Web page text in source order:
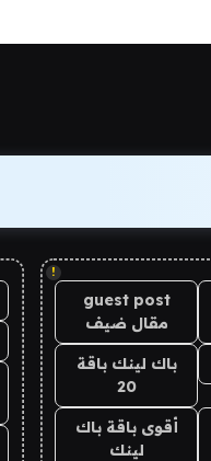
!
guest post
مقال ضيف
باك لينك باقة
20
أقوى باقة باك
لينك